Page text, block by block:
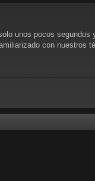
unos pocos
con